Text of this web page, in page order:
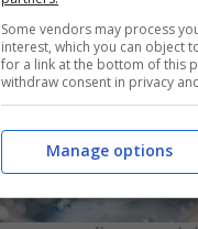
Some vendors may process
interest, which you can object
for a link at the bottom of this
withdraw consent in privacy
Manage options